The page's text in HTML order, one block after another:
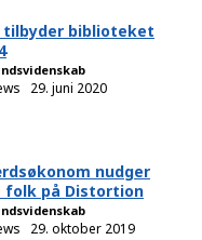
tilbyder biblioteket
29. juni 2020
nudger
folk på Distortion
29. oktober 2019